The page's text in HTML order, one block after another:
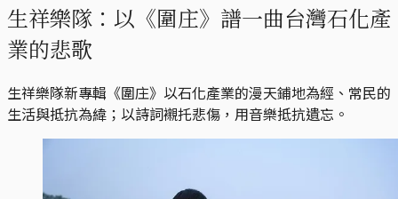
生祥樂隊：以《圍庄》譜一曲台灣石化產
業的悲歌
生祥樂隊新專輯《圍庄》以石化產業的漫天鋪地為經、常民的
生活與抵抗為緯；以詩詞襯托悲傷，用音樂抵抗遺忘。